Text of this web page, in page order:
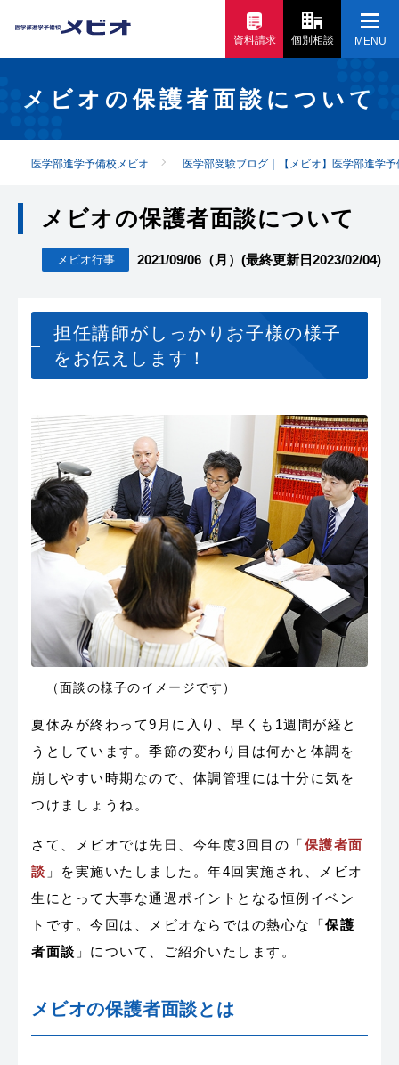
資料請求 個別相談 MENU
メビオの保護者面談について
医学部進学予備校メビオ 医学部受験ブログ｜【メビオ】医学部進学予
メビオの保護者面談について
メビオ行事 2021/09/06（月） (最終更新日2023/02/04)
担任講師がしっかりお子様の様子
をお伝えします！
（面談の様子のイメージです）
夏休みが終わって9月に入り、早くも1週間が経と
うとしています。季節の変わり目は何かと体調を
崩しやすい時期なので、体調管理には十分に気を
つけましょうね。
さて、メビオでは先日、今年度3回目の「保護者面
談 」を実施いたしました。年4回実施され、メビオ
生にとって大事な通過ポイントとなる恒例イベン
トです。今回は、メビオならではの熱心な「保護
者面談 」について、ご紹介いたします。
メビオの保護者面談とは